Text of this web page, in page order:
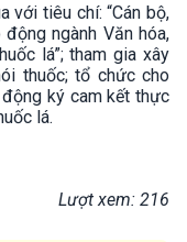
với tiêu chí: “Cán bộ,
ngành Văn hóa,
lá”; tham gia xây
thuốc; tổ chức cho
ký cam kết thực
lá.
Lượt xem: 216